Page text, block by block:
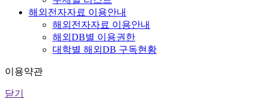
해외전자자료 이용안내
해외전자자료 이용안내
해외DB별 이용권한
대학별 해외DB 구독현황
이용약관
닫기